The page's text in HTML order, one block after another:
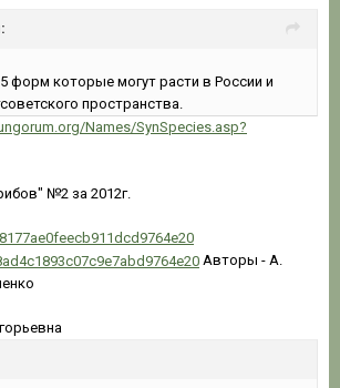
форм которые могут расти в России и
пространства.
Names/SynSpecies.asp?
№2 за 2012г.
Авторы - А.